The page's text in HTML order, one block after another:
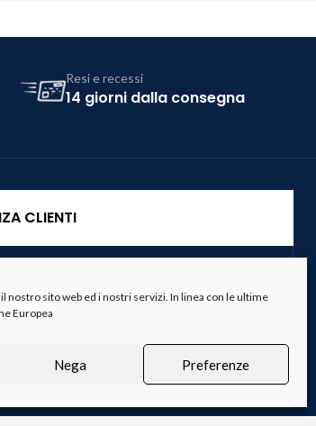
nostro sito web ed i nostri servizi. In linea con le ultime
Europea
Nega Preferenze
Resi e recessi
14 giorni dalla consegna
CLIENTI